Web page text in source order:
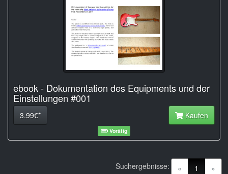
ebook - Dokumentation des Equipments und der
Einstellungen #001
3.99€* Kaufen
Vorätig
« 1 (current)
»
Suchergebnisse: